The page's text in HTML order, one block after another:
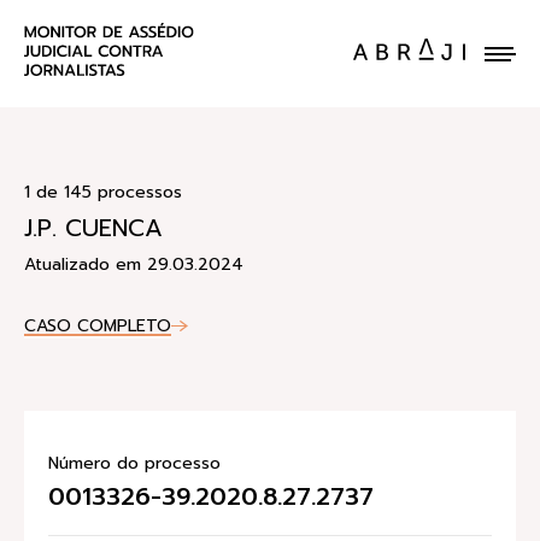
ENVIE UM CASO
1 de 145 processos
J.P. CUENCA
Atualizado em 29.03.2024
CASO COMPLETO
Número do processo
0013326-39.2020.8.27.2737